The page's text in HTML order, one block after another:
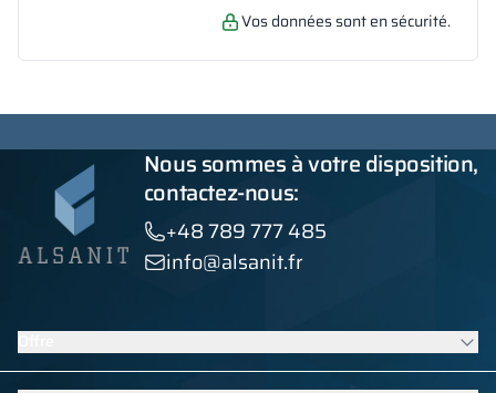
Vos données sont en sécurité.
Nous sommes à votre disposition,
contactez-nous:
+48 789 777 485
info@alsanit.fr
Casiers